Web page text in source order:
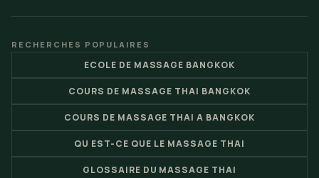
RECHERCHES POPULAIRES
ECOLE DE MASSAGE BANGKOK
COURS DE MASSAGE THAI BANGKOK
COURS DE MASSAGE THAI A BANGKOK
QU EST-CE QUE LE MASSAGE THAI
GLOSSAIRE DU MASSAGE THAI